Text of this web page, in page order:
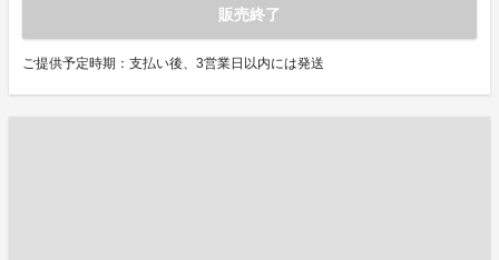
販売終了
ご提供予定時期：支払い後、3営業日以内には発送